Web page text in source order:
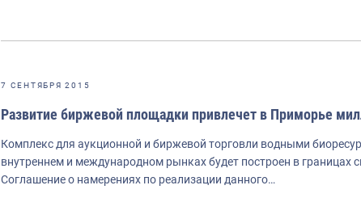
7 СЕНТЯБРЯ 2015
Развитие биржевой площадки привлечет в Приморье
Комплекс для аукционной и биржевой торговли водными
внутреннем и международном рынках будет построен в границах
Соглашение о намерениях по реализации данного…